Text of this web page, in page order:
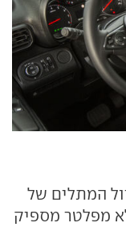
המתלים של
מפלטר מספיק